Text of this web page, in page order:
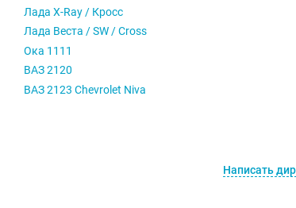
Лада X-Ray / Кросс
Лада Веста / SW / Cross
Ока 1111
ВАЗ 2120
ВАЗ 2123 Chevrolet Niva
Написать